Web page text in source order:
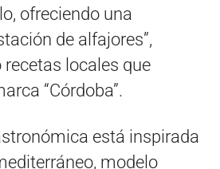
ofreciendo una
de alfajores”,
locales que
“Córdoba”.
está inspirada
modelo